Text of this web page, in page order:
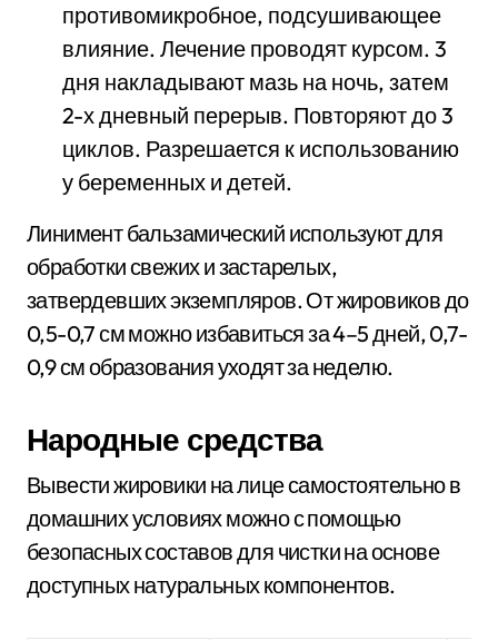
противомикробное, подсушивающее
влияние. Лечение проводят курсом. 3
дня накладывают мазь на ночь, затем
2-х дневный перерыв. Повторяют до 3
циклов. Разрешается к использованию
у беременных и детей.
Линимент бальзамический используют для
обработки свежих и застарелых,
затвердевших экземпляров. От жировиков до
0,5-0,7 см можно избавиться за 4–5 дней, 0,7-
0,9 см образования уходят за неделю.
Народные средства
Вывести жировики на лице самостоятельно в
домашних условиях можно с помощью
безопасных составов для чистки на основе
доступных натуральных компонентов.